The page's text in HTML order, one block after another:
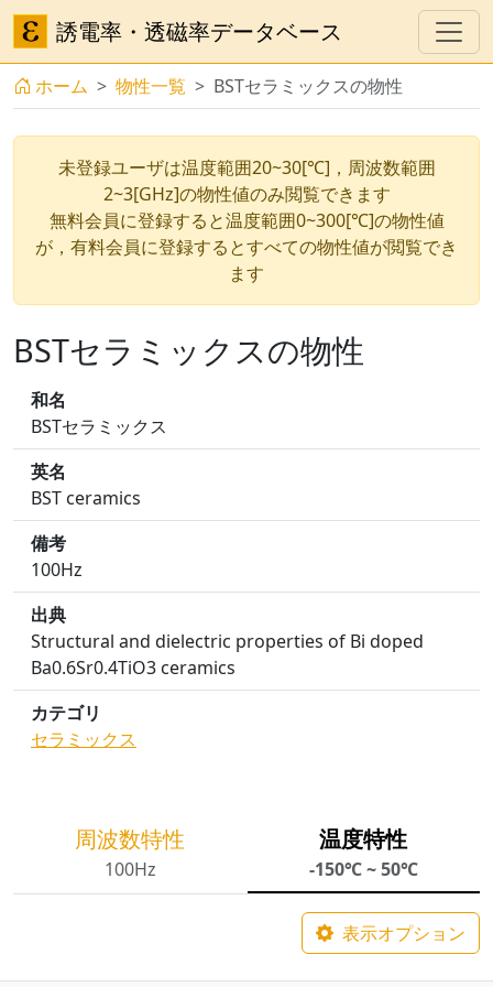
誘電率・透磁率データベース
ホーム 物性一覧 BSTセラミックスの物性
未登録ユーザは温度範囲20~30[℃]，周波数範囲
2~3[GHz]の物性値のみ閲覧できます
無料会員に登録すると温度範囲0~300[℃]の物性値
が，有料会員に登録するとすべての物性値が閲覧でき
ます
BSTセラミックスの物性
和名
BSTセラミックス
英名
BST ceramics
備考
100Hz
出典
Structural and dielectric properties of Bi doped
Ba0.6Sr0.4TiO3 ceramics
カテゴリ
セラミックス
周波数特性
100Hz
温度特性
-150℃ ~ 50℃
表示オプション